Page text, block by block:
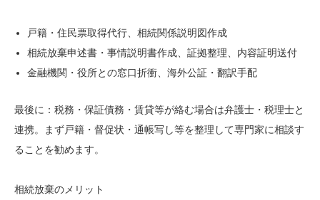
戸籍・住民票取得代行、相続関係説明図作成
相続放棄申述書・事情説明書作成、証拠整理、内容証明送付
金融機関・役所との窓口折衝、海外公証・翻訳手配
最後に：税務・保証債務・賃貸等が絡む場合は弁護士・税理士と
連携。まず戸籍・督促状・通帳写し等を整理して専門家に相談す
ることを勧めます。
相続放棄のメリット